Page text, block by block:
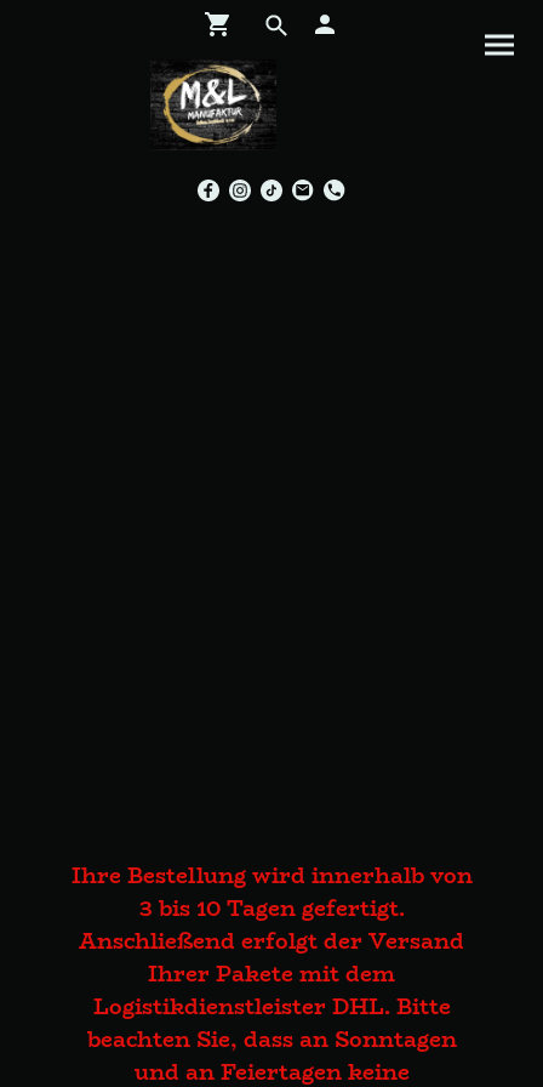
Ihre Bestellung wird innerhalb von
3 bis 10 Tagen gefertigt.
Anschließend erfolgt der Versand
Ihrer Pakete mit dem
Logistikdienstleister DHL. Bitte
beachten Sie, dass an Sonntagen
und an Feiertagen keine